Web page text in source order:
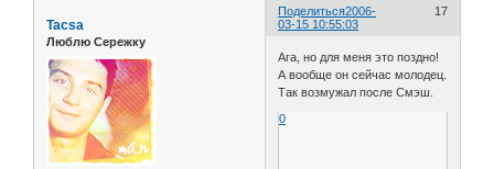
Поделиться 17
2006-
03-15 10:55:03
Tacsa
Люблю Сережку
Ага, но для меня это поздно!
А вообще он сейчас молодец.
Так возмужал после Смэш.
0